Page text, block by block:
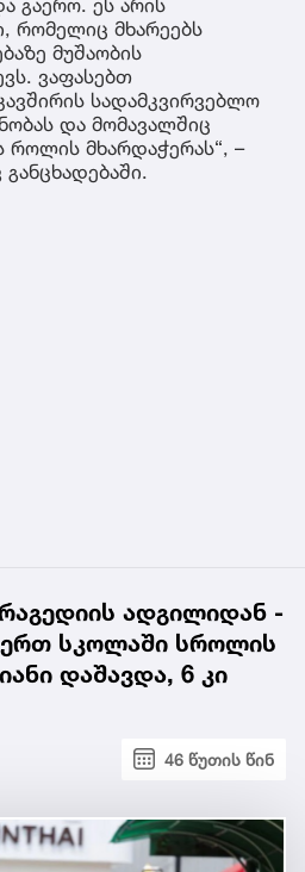
რომელიც მხარეებს
მუშაობის
ვაფასებთ
სადამკვირვებლო
და მომავალშიც
როლის მხარდაჭერას“, –
ადგილიდან -
სკოლაში სროლის
დაშავდა, 6 კი
46 წუთის წინ